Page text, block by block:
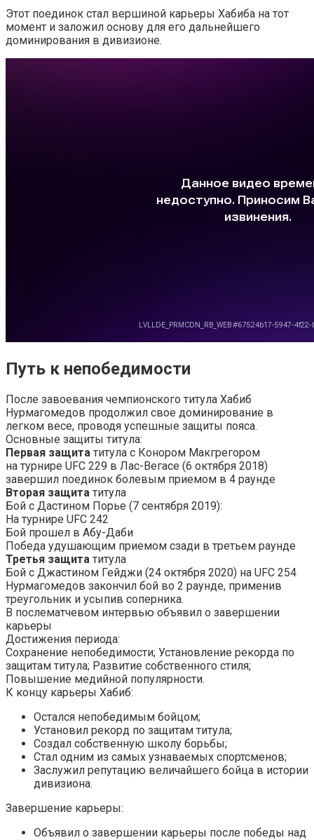
Этот поединок стал вершиной карьеры Хабиба на тот
момент и заложил основу для его дальнейшего
доминирования в дивизионе.
Путь к непобедимости
После завоевания чемпионского титула Хабиб
Нурмагомедов продолжил свое доминирование в
легком весе, проводя успешные защиты пояса.
Основные защиты титула:
Первая защита титула с Конором Макгрегором
на турнире UFC 229 в Лас-Вегасе (6 октября 2018)
завершил поединок болевым приемом в 4 раунде
Вторая защита титула
Бой с Дастином Порье (7 сентября 2019):
На турнире UFC 242
Бой прошел в Абу-Даби
Победа удушающим приемом сзади в третьем раунде
Третья защита титула
Бой с Джастином Гейджи (24 октября 2020) на UFC 254
Нурмагомедов закончил бой во 2 раунде, применив
треугольник и усыпив соперника.
В послематчевом интервью объявил о завершении
карьеры
Достижения периода:
Сохранение непобедимости; Установление рекорда по
защитам титула; Развитие собственного стиля;
Повышение медийной популярности.
К концу карьеры Хабиб:
Остался непобедимым бойцом;
Установил рекорд по защитам титула;
Создал собственную школу борьбы;
Стал одним из самых узнаваемых спортсменов;
Заслужил репутацию величайшего бойца в истории
дивизиона.
Завершение карьеры:
Объявил о завершении карьеры после победы над